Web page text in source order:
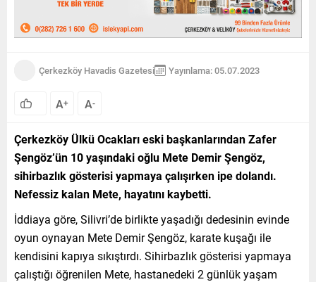
Çerkezköy Havadis Gazetesi Yayınlama: 05.07.2023
A+ A-
Çerkezköy Ülkü Ocakları eski başkanlarından Zafer
Şengöz’ün 10 yaşındaki oğlu Mete Demir Şengöz,
sihirbazlık gösterisi yapmaya çalışırken ipe dolandı.
Nefessiz kalan Mete, hayatını kaybetti.
İddiaya göre, Silivri’de birlikte yaşadığı dedesinin evinde
oyun oynayan Mete Demir Şengöz, karate kuşağı ile
kendisini kapıya sıkıştırdı. Sihirbazlık gösterisi yapmaya
çalıştığı öğrenilen Mete, hastanedeki 2 günlük yaşam